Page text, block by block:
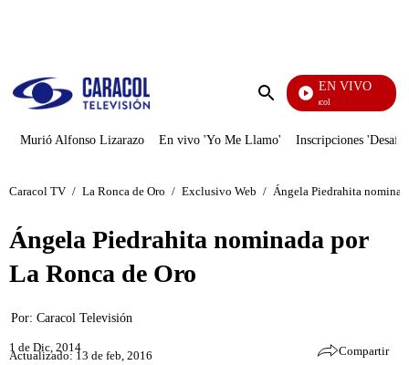
Enviar
EN VIVO
Noticias Caracol
Murió Alfonso Lizarazo En vivo 'Yo Me Llamo' Inscripciones
Caracol TV / La Ronca de Oro / Exclusivo Web / Ángela Piedrahita
Ángela Piedrahita nominada por
La Ronca de Oro
Por: Caracol Televisión
1 de Dic, 2014
Actualizado: 13 de feb, 2016 Compartir